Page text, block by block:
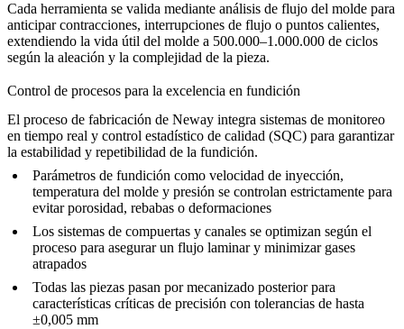
Cada herramienta se valida mediante análisis de flujo del molde para
anticipar contracciones, interrupciones de flujo o puntos calientes,
extendiendo la vida útil del molde a 500.000–1.000.000 de ciclos
según la aleación y la complejidad de la pieza.
Control de procesos para la excelencia en fundición
El proceso de fabricación de Neway integra sistemas de monitoreo
en tiempo real y control estadístico de calidad (SQC) para garantizar
la estabilidad y repetibilidad de la fundición.
Parámetros de fundición como velocidad de inyección,
temperatura del molde y presión se controlan estrictamente para
evitar porosidad, rebabas o deformaciones
Los sistemas de compuertas y canales se optimizan según el
proceso para asegurar un flujo laminar y minimizar gases
atrapados
Todas las piezas pasan pormecanizado posteriorpara
características críticas de precisión con tolerancias de hasta
±0,005 mm